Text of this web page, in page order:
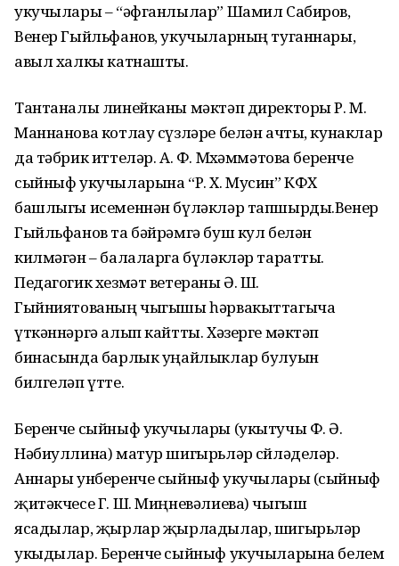
укучылары – “әфганлылар” Шамил Сабиров,
Венер Гыйльфанов, укучыларның туганнары,
авыл халкы катнашты.
Тантаналы линейканы мәктәп директоры Р. М.
Маннанова котлау сүзләре белән ачты, кунаклар
да тәбрик иттеләр. А. Ф. Мөхәммәтова беренче
сыйныф укучыларына “Р. Х. Мусин” КФХ
башлыгы исеменнән бүләкләр тапшырды.Венер
Гыйльфанов та бәйрәмгә буш кул белән
килмәгән – балаларга бүләкләр таратты.
Педагогик хезмәт ветераны Ә. Ш.
Гыйниятованың чыгышы һәрвакыттагыча
үткәннәргә алып кайтты. Хәзерге мәктәп
бинасында барлык уңайлыклар булуын
билгеләп үтте.
Беренче сыйныф укучылары (укытучы Ф. Ә.
Нәбиуллина) матур шигырьләр сөйләделәр.
Аннары унберенче сыйныф укучылары (сыйныф
җитәкчесе Г. Ш. Миңневәлиева) чыгыш
ясадылар, җырлар җырладылар, шигырьләр
укыдылар. Беренче сыйныф укучыларына белем